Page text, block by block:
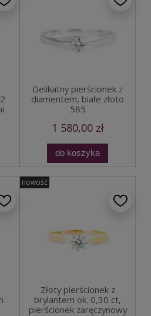
Delikatny pierścionek z
diamentem, białe złoto
585
1 580,00 zł
do koszyka
Złoty pierścionek z
brylantem ok. 0,30 ct,
pierścionek zaręczynowy
nowość